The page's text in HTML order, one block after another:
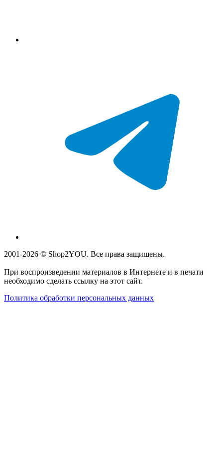
2001-2026 © Shop2YOU. Все права защищены.
При воспроизведении материалов в Интернете и в печати
необходимо сделать ссылку на этот сайт.
Политика обработки персональных данных